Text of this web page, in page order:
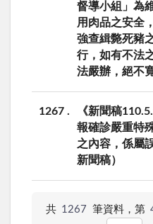
督導小組」為
用肉品之安全
強查緝斃死豬
行，如有不法
法嚴辦，絕不
1267
《新聞稿
報確診嚴重特
之內容，係屬
新聞稿）
共 1267 筆資料，第